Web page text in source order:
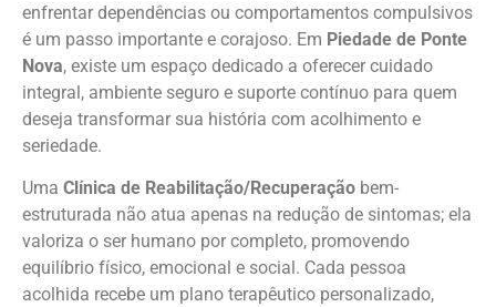
enfrentar dependências ou comportamentos compulsivos
é um passo importante e corajoso. Em Piedade de Ponte
Nova, existe um espaço dedicado a oferecer cuidado
integral, ambiente seguro e suporte contínuo para quem
deseja transformar sua história com acolhimento e
seriedade.
Uma Clínica de Reabilitação/Recuperação bem-
estruturada não atua apenas na redução de sintomas; ela
valoriza o ser humano por completo, promovendo
equilíbrio físico, emocional e social. Cada pessoa
acolhida recebe um plano terapêutico personalizado,